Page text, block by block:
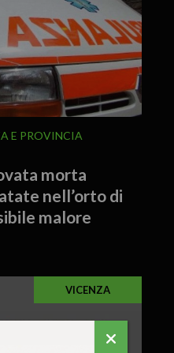
E PROVINCIA
morta
nell’orto di
malore
VICENZA